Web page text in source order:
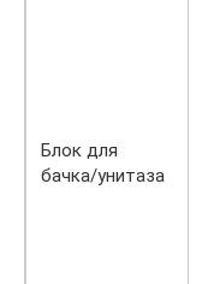
Блок для
бачка/унитаза